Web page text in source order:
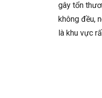
gây tổn
không đều,
là khu vực